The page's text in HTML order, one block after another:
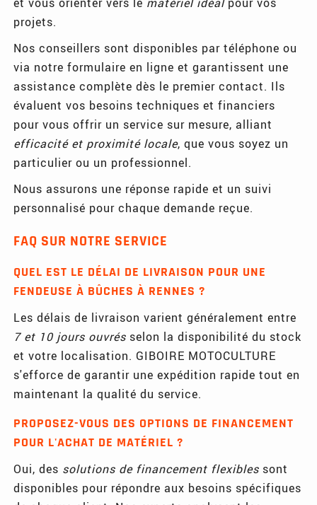
projets.
Nos conseillers sont disponibles par téléphone ou
via notre formulaire en ligne et garantissent une
assistance complète dès le premier contact. Ils
évaluent vos besoins techniques et financiers
pour vous offrir un service sur mesure, alliant
efficacité et proximité locale, que vous soyez un
particulier ou un professionnel.
Nous assurons une réponse rapide et un suivi
personnalisé pour chaque demande reçue.
FAQ SUR NOTRE SERVICE
QUEL EST LE DÉLAI DE LIVRAISON POUR UNE
FENDEUSE À BÛCHES À RENNES ?
Les délais de livraison varient généralement entre
7 et 10 jours ouvrés selon la disponibilité du stock
et votre localisation. GIBOIRE MOTOCULTURE
s'efforce de garantir une expédition rapide tout en
maintenant la qualité du service.
PROPOSEZ-VOUS DES OPTIONS DE FINANCEMENT
POUR L'ACHAT DE MATÉRIEL ?
Oui, des solutions de financement flexibles sont
disponibles pour répondre aux besoins spécifiques